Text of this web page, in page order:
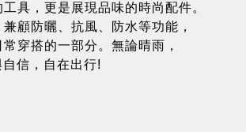
具，更是展現品味的時尚配件。
顧防曬、抗風、防水等功能，
穿搭的一部分。無論晴雨，
信，自在出行!